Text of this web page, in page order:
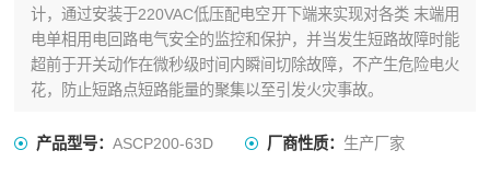
计，通过安装于220VAC低压配电空开下端来实现对各类 末端用
电单相用电回路电气安全的监控和保护，并当发生短路故障时能
超前于开关动作在微秒级时间内瞬间切除故障，不产生危险电火
花，防止短路点短路能量的聚集以至引发火灾事故。
产品型号：ASCP200-63D 厂商性质： 生产厂家